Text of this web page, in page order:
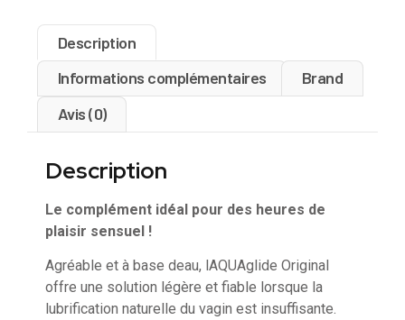
Description
Informations complémentaires
Brand
Avis (0)
Description
Le complément idéal pour des heures de
plaisir sensuel !
Agréable et à base deau, lAQUAglide Original
offre une solution légère et fiable lorsque la
lubrification naturelle du vagin est insuffisante.